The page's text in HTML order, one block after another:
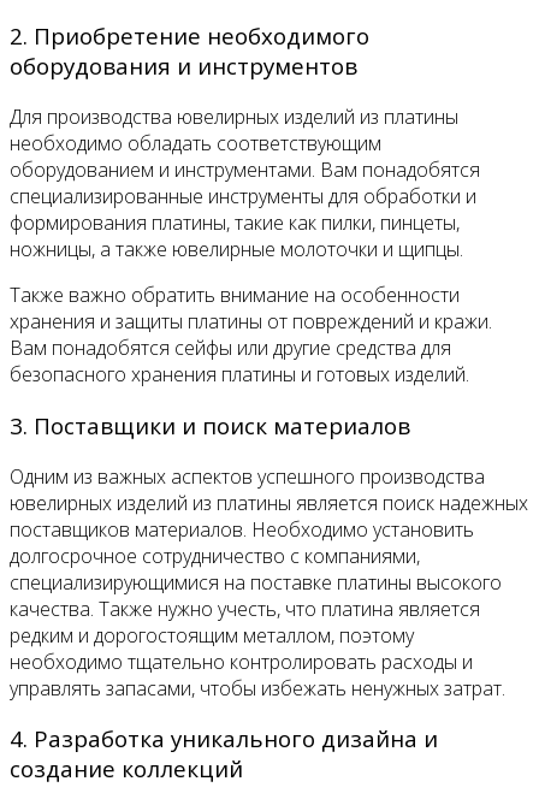
2. Приобретение необходимого
оборудования и инструментов
Для производства ювелирных изделий из платины
необходимо обладать соответствующим
оборудованием и инструментами. Вам понадобятся
специализированные инструменты для обработки и
формирования платины, такие как пилки, пинцеты,
ножницы, а также ювелирные молоточки и щипцы.
Также важно обратить внимание на особенности
хранения и защиты платины от повреждений и кражи.
Вам понадобятся сейфы или другие средства для
безопасного хранения платины и готовых изделий.
3. Поставщики и поиск материалов
Одним из важных аспектов успешного производства
ювелирных изделий из платины является поиск надежных
поставщиков материалов. Необходимо установить
долгосрочное сотрудничество с компаниями,
специализирующимися на поставке платины высокого
качества. Также нужно учесть, что платина является
редким и дорогостоящим металлом, поэтому
необходимо тщательно контролировать расходы и
управлять запасами, чтобы избежать ненужных затрат.
4. Разработка уникального дизайна и
создание коллекций